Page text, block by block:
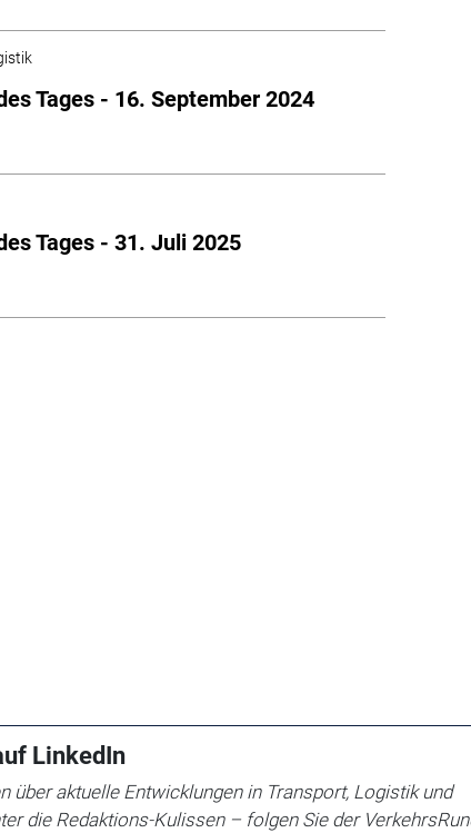
Tages - 16. September 2024
Tages - 31. Juli 2025
LinkedIn
über aktuelle Entwicklungen in Transport, Logistik und
die Redaktions-Kulissen – folgen Sie der